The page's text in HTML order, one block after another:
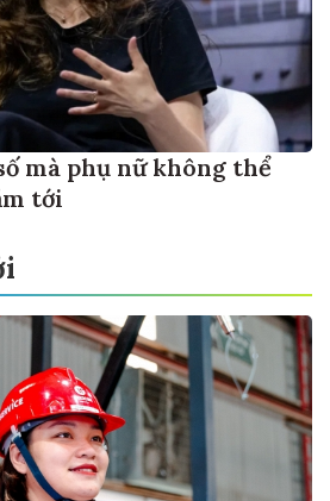
mà phụ nữ không thể
tới